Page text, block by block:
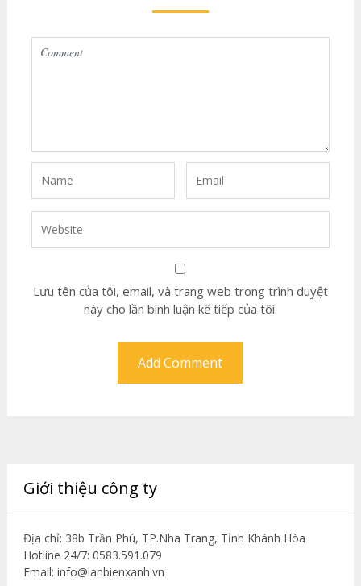
Lưu tên của tôi, email, và trang web trong trình duyệt
này cho lần bình luận kế tiếp của tôi.
Giới thiệu công ty
Địa chỉ: 38b Trần Phú, TP.Nha Trang, Tỉnh Khánh Hòa
Hotline 24/7: 0583.591.079
Email: info@lanbienxanh.vn